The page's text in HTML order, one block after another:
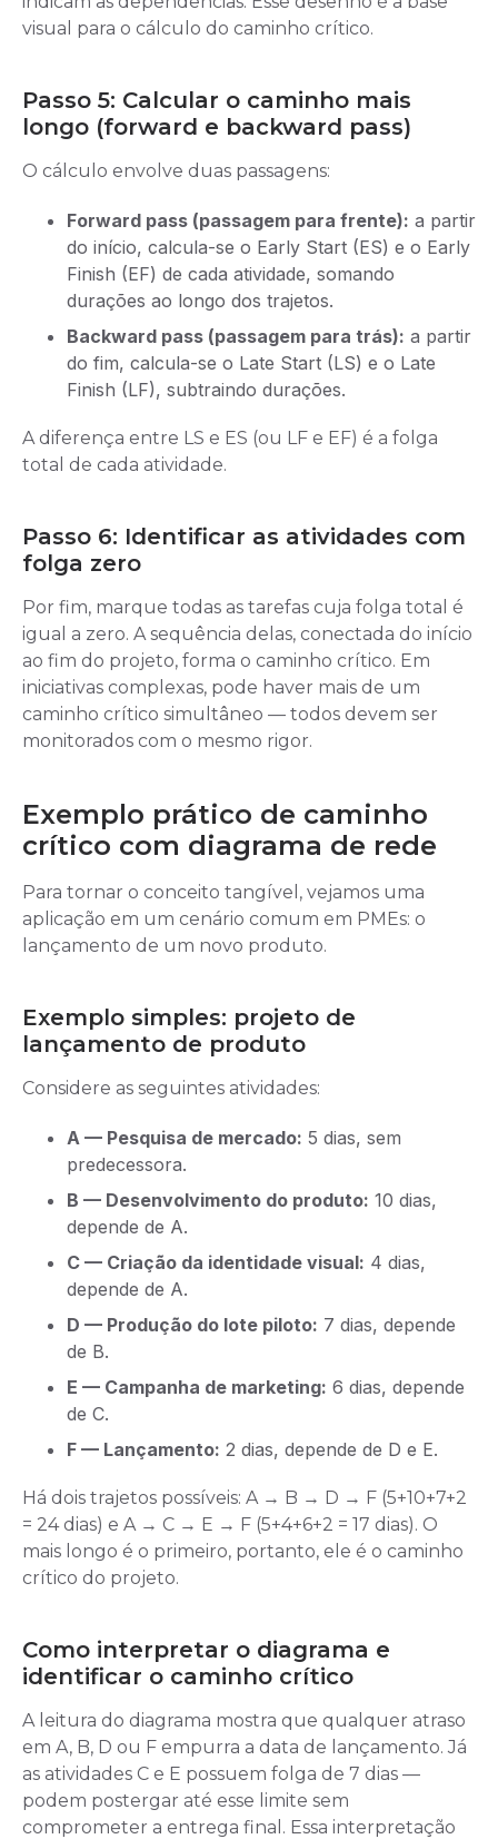
visual para o cálculo do caminho crítico.
Passo 5: Calcular o caminho mais
longo (forward e backward pass)
O cálculo envolve duas passagens:
Forward pass (passagem para frente): a partir
do início, calcula-se o Early Start (ES) e o Early
Finish (EF) de cada atividade, somando
durações ao longo dos trajetos.
Backward pass (passagem para trás): a partir
do fim, calcula-se o Late Start (LS) e o Late
Finish (LF), subtraindo durações.
A diferença entre LS e ES (ou LF e EF) é a folga
total de cada atividade.
Passo 6: Identificar as atividades com
folga zero
Por fim, marque todas as tarefas cuja folga total é
igual a zero. A sequência delas, conectada do início
ao fim do projeto, forma o caminho crítico. Em
iniciativas complexas, pode haver mais de um
caminho crítico simultâneo — todos devem ser
monitorados com o mesmo rigor.
Exemplo prático de caminho
crítico com diagrama de rede
Para tornar o conceito tangível, vejamos uma
aplicação em um cenário comum em PMEs: o
lançamento de um novo produto.
Exemplo simples: projeto de
lançamento de produto
Considere as seguintes atividades:
A — Pesquisa de mercado: 5 dias, sem
predecessora.
B — Desenvolvimento do produto: 10 dias,
depende de A.
C — Criação da identidade visual: 4 dias,
depende de A.
D — Produção do lote piloto: 7 dias, depende
de B.
E — Campanha de marketing: 6 dias, depende
de C.
F — Lançamento: 2 dias, depende de D e E.
Há dois trajetos possíveis: A → B → D → F (5+10+7+2
= 24 dias) e A → C → E → F (5+4+6+2 = 17 dias). O
mais longo é o primeiro, portanto, ele é o caminho
crítico do projeto.
Como interpretar o diagrama e
identificar o caminho crítico
A leitura do diagrama mostra que qualquer atraso
em A, B, D ou F empurra a data de lançamento. Já
as atividades C e E possuem folga de 7 dias —
podem postergar até esse limite sem
comprometer a entrega final. Essa interpretação